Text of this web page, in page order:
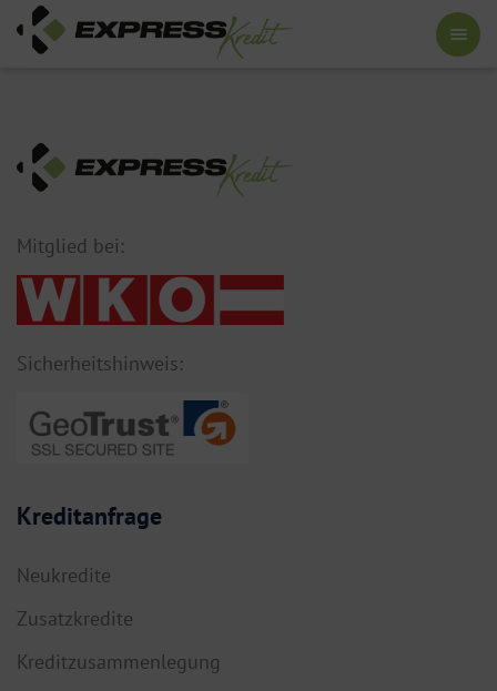
Mitglied bei:
Sicherheitshinweis:
Kreditanfrage
Neukredite
Zusatzkredite
Kreditzusammenlegung